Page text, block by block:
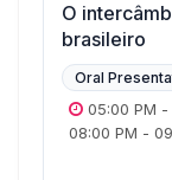
O
brasileiro
Oral
05:00 PM -
08:00 PM -